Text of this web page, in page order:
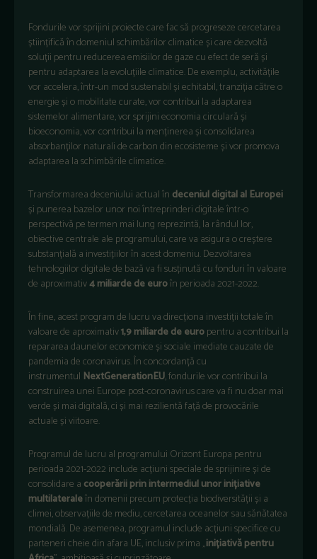
Fondurile vor sprijini proiecte care fac să progreseze cercetarea
științifică în domeniul schimbărilor climatice și care dezvoltă
soluții pentru reducerea emisiilor de gaze cu efect de seră și
pentru adaptarea la evoluțiile climatice. De exemplu, activitățile
vor accelera, într-un mod sustenabil și echitabil, tranziția către o
energie și o mobilitate curate, vor contribui la adaptarea
sistemelor alimentare, vor sprijini economia circulară și
bioeconomia, vor contribui la menținerea și consolidarea
absorbanților naturali de carbon din ecosisteme și vor promova
adaptarea la schimbările climatice.
Transformarea deceniului actual în deceniul digital al Europei
și punerea bazelor unor noi întreprinderi digitale într-o
perspectivă pe termen mai lung reprezintă, la rândul lor,
obiective centrale ale programului, care va asigura o creștere
substanțială a investițiilor în acest domeniu. Dezvoltarea
tehnologiilor digitale de bază va fi susținută cu fonduri în valoare
de aproximativ4 miliarde de euroîn perioada 2021-2022.
În fine, acest program de lucru va direcționa investiții totale în
valoare de aproximativ1,9 miliarde de europentru a contribui la
repararea daunelor economice și sociale imediate cauzate de
pandemia de coronavirus. În concordanță cu
instrumentul NextGenerationEU, fondurile vor contribui la
construirea unei Europe post-coronavirus care va fi nu doar mai
verde și mai digitală, ci și mai rezilientă față de provocările
actuale și viitoare.
Programul de lucru al programului Orizont Europa pentru
perioada 2021-2022 include acțiuni speciale de sprijinire și de
consolidare a cooperării prin intermediul unor inițiative
multilateraleîn domenii precum protecția biodiversității și a
climei, observațiile de mediu, cercetarea oceanelor sau sănătatea
mondială. De asemenea, programul include acțiuni specifice cu
parteneri cheie din afara UE, inclusiv prima „inițiativă pentru